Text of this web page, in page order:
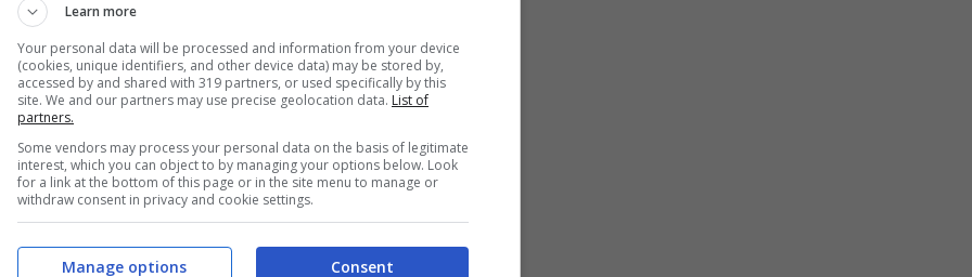
Sport Cup 2R
della vettura in pista fornendo più
quanti porteranno effettivamente la
Learn more
Your personal data will be processed and information from your device
(cookies, unique identifiers, and other device data) may be stored by,
accessed by and shared with 319 partners, or used specifically by this
site. We and our partners may use precise geolocation data. List of
partners.
Some vendors may process your personal data on the basis of legitimate
interest, which you can object to by managing your options below. Look
for a link at the bottom of this page or in the site menu to manage or
withdraw consent in privacy and cookie settings.
Consent
Manage options